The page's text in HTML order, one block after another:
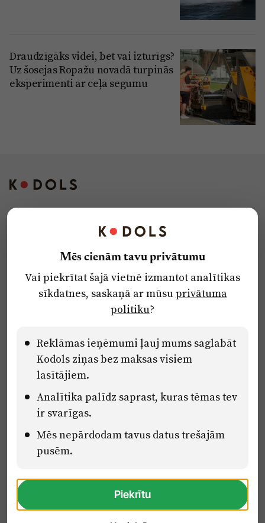
Draudzīgāks videi, bet vai izturīgs?
Uz šosejas Ropažu novadā turpinās
eksperimenti ar ceļa segumu
Privātuma politika
Ētikas kodekss
Pārredzamības paziņojumi
Eiropas Savienības Atveseļošanas un noturības mehānisma plāna
2.2. reformu un investīciju virziena “Uzņēmumu digitālā
transformācija un inovācijas” 2.2.1.5.i. investīcijas “Mediju nozares
uzņēmumu digitālās transformācijas veicināšana” pasākuma
“Mācības mediju nozares speciālistu digitālās kompetences un
zināšanu pilnveidošanai” projektā Latvijas Mediju nozares
Mēs cienām tavu privātumu
Vai piekrītat šajā vietnē izmantot analītikas
sīkdatnes, saskaņā ar mūsuprivātuma
politiku?
Reklāmas ieņēmumi ļauj mums saglabāt
Kodols ziņas bez maksas visiem
lasītājiem.
Analītika palīdz saprast, kuras tēmas tev
ir svarīgas.
Mēs nepārdodam tavus datus trešajām
pusēm.
Piekrītu